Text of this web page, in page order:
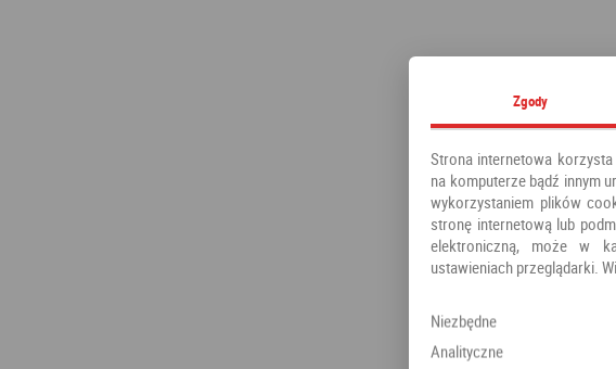
Zgody
Strona internetowa
na komputerze bądź innym
wykorzystaniem plików
stronę internetową lub
elektroniczną, może w
ustawieniach przeglądarki.
Niezbędne
Analityczne